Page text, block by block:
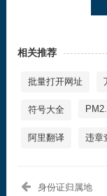
相关推荐
批量打开网址
符号大全
阿里翻译 违章
身份证归属地